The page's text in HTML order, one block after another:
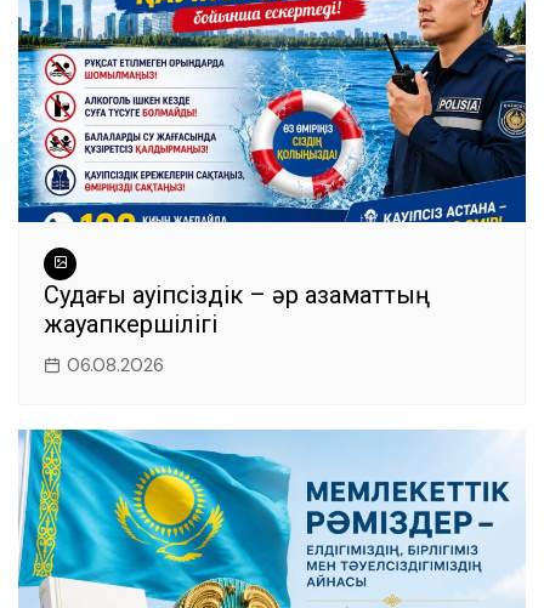
Судағы қауіпсіздік – әр азаматтың
жауапкершілігі
06.08.2026